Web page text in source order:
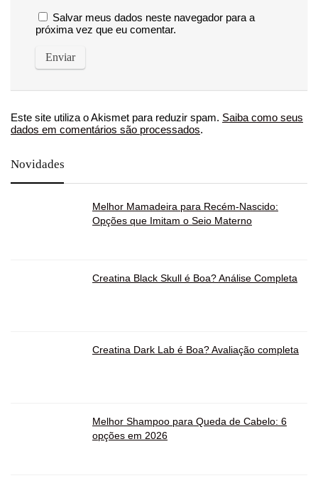
Salvar meus dados neste navegador para a
próxima vez que eu comentar.
Este site utiliza o Akismet para reduzir spam. Saiba como seus
dados em comentários são processados.
Novidades
Melhor Mamadeira para Recém-Nascido:
Opções que Imitam o Seio Materno
Creatina Black Skull é Boa? Análise Completa
Creatina Dark Lab é Boa? Avaliação completa
Melhor Shampoo para Queda de Cabelo: 6
opções em 2026